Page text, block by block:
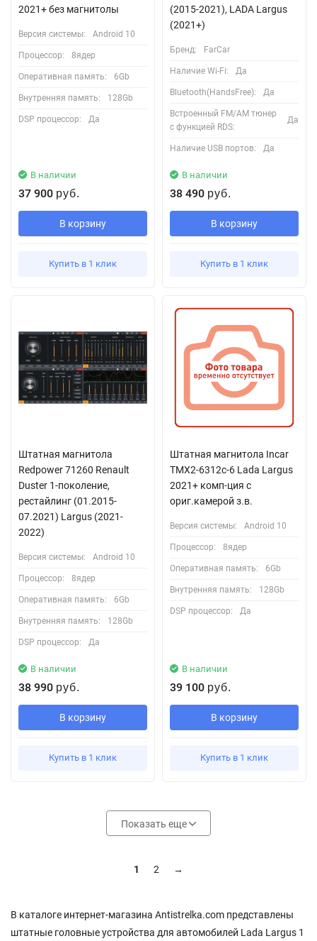
2021+ без магнитолы
Версия системы: Android 10
Процессор: 8ядер
Оперативная память: 6Gb
Внутренняя память: 128Gb
DSP процессор: Да
В наличии
37 900 руб.
В корзину
Купить в 1 клик
(2015-2021), LADA Largus
(2021+)
Бренд: FarCar
Наличие Wi-Fi: Да
Bluetooth(HandsFree): Да
Встроенный FM/AM тюнер
с функцией RDS:
Да
Наличие USB портов: Да
В наличии
38 490 руб.
В корзину
Купить в 1 клик
Штатная магнитола
Redpower 71260 Renault
Duster 1-поколение,
рестайлинг (01.2015-
07.2021) Largus (2021-
2022)
Версия системы: Android 10
Процессор: 8ядер
Оперативная память: 6Gb
Внутренняя память: 128Gb
DSP процессор: Да
В наличии
38 990 руб.
В корзину
Купить в 1 клик
Штатная магнитола Incar
TMX2-6312c-6 Lada Largus
2021+ комп-ция с
ориг.камерой з.в.
Версия системы: Android 10
Процессор: 8ядер
Оперативная память: 6Gb
Внутренняя память: 128Gb
DSP процессор: Да
В наличии
39 100 руб.
В корзину
Купить в 1 клик
Показать еще
1 2 →
В каталоге интернет-магазина Antistrelka.com представлены
штатные головные устройства для автомобилей Lada Largus 1